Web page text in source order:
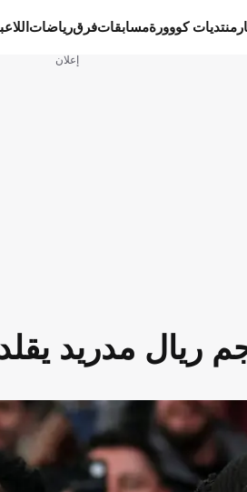
منتديات كووورةمسابقاتفرقرياضات
إعلان
ريال مدريد